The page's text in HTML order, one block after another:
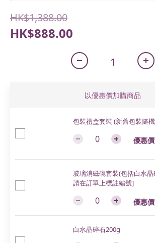
HK$1,388.00
HK$888.00
以優惠價加購商品
包裝禮盒套裝 (新舊包裝隨
優惠
玻璃消磁碗套裝(包括白水
請在訂單上標註編號]
優惠
白水晶碎石200g